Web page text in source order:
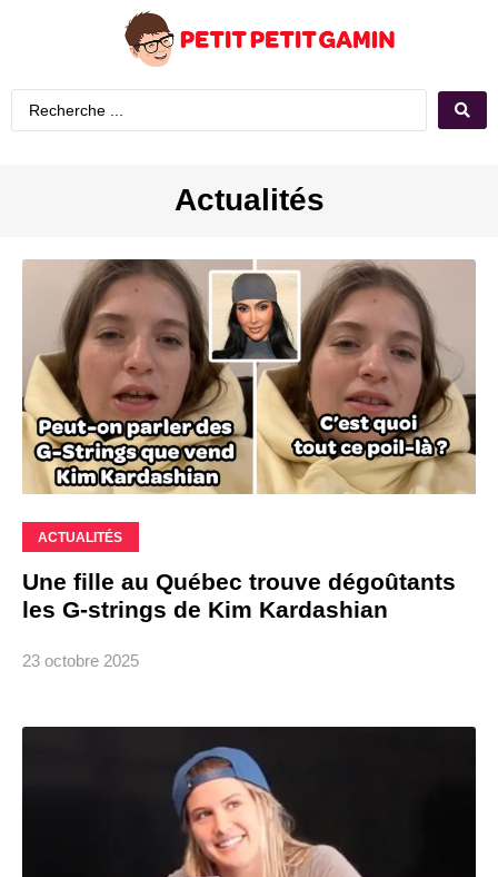
Actualités
ACTUALITÉS
Une fille au Québec trouve dégoûtants
les G-strings de Kim Kardashian
23 octobre 2025